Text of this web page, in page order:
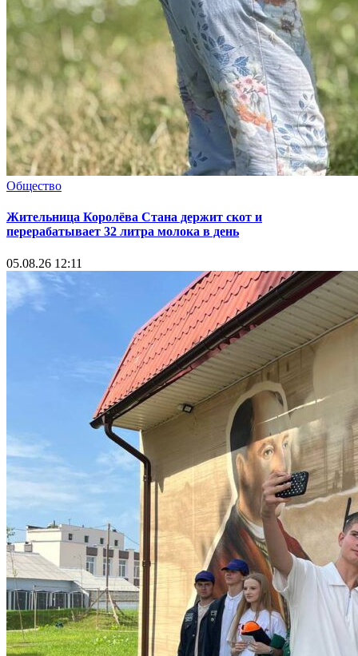
Общество
Жительница Королёва Стана держит скот и
перерабатывает 32 литра молока в день
05.08.26 12:11